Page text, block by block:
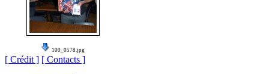
100_0578.jpg
[ Crédit ] [ Contacts ]